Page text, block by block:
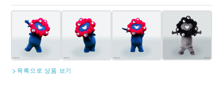
목록으로 상품 보기